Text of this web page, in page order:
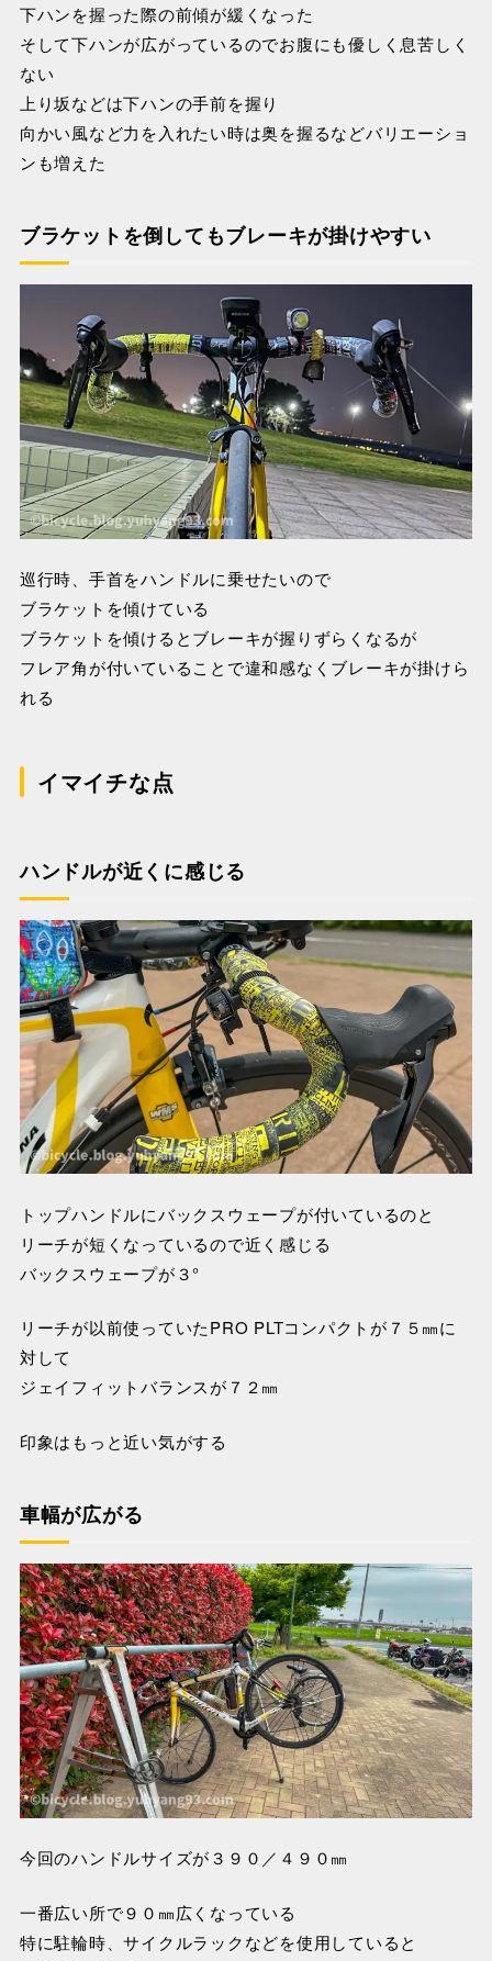
下ハンを握った際の前傾が緩くなった
そして下ハンが広がっているのでお腹にも優しく息苦しく
ない
上り坂などは下ハンの手前を握り
向かい風など力を入れたい時は奥を握るなどバリエーショ
ンも増えた
ブラケットを倒してもブレーキが掛けやすい
巡行時、手首をハンドルに乗せたいので
ブラケットを傾けている
ブラケットを傾けるとブレーキが握りずらくなるが
フレア角が付いていることで違和感なくブレーキが掛けら
れる
イマイチな点
ハンドルが近くに感じる
トップハンドルにバックスウェープが付いているのと
リーチが短くなっているので近く感じる
バックスウェープが３°
リーチが以前使っていたPRO PLTコンパクトが７５㎜に
対して
ジェイフィットバランスが７２㎜
印象はもっと近い気がする
車幅が広がる
今回のハンドルサイズが３９０／４９０㎜
一番広い所で９０㎜広くなっている
特に駐輪時、サイクルラックなどを使用していると